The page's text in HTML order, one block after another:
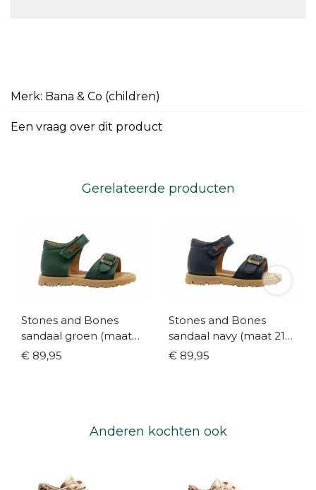
Merk: Bana & Co (children)
Een vraag over dit product
Gerelateerde producten
Stones and Bones
sandaal groen (maat
21-29)
€ 89,95
Stones and Bones
sandaal navy (maat 21-
29)
€ 89,95
Anderen kochten ook